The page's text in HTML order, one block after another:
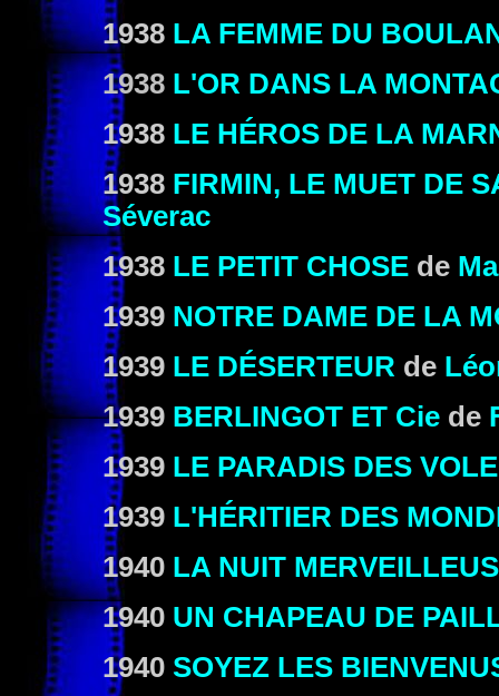
1938 LA FEMME DU
1938 L'OR DANS LA
1938 LE HÉROS DE LA
1938 FIRMIN, LE MUET DE
Séverac
1938 LE PETIT CHOSE de
1939 NOTRE DAME DE LA
1939 LE DÉSERTEUR de
1939 BERLINGOT ET Cie de
1939 LE PARADIS DES
1939 L'HÉRITIER DES
1940 LA NUIT
1940 UN CHAPEAU DE
1940 SOYEZ LES